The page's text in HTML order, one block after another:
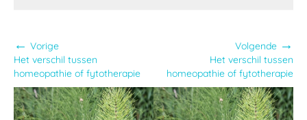
← Vorige
Het verschil tussen
homeopathie of fytotherapie
Volgende →
Het verschil tussen
homeopathie of fytotherapie